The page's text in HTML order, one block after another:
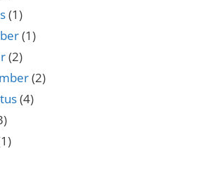
(1)
(1)
(2)
(2)
(4)